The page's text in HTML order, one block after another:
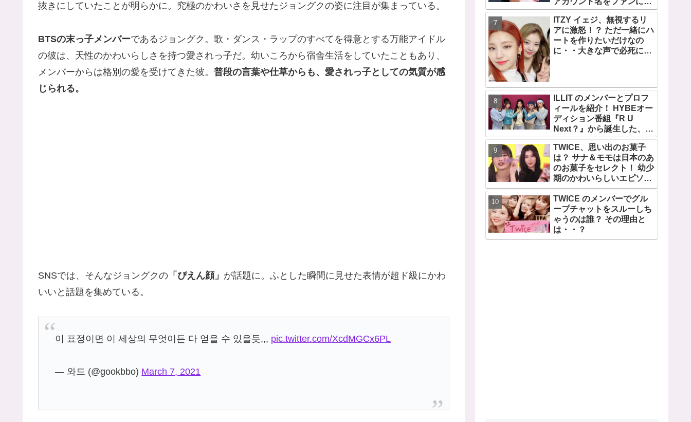
抜きにしていたことが明らかに。究極のかわいさを見せたジョングクの姿に注目が集まっている。
BTSの末っ子メンバーであるジョングク。歌・ダンス・ラップのすべてを得意とする万能アイドル
の彼は、天性のかわいらしさを持つ愛されっ子だ。幼いころから宿舎生活をしていたこともあり、
メンバーからは格別の愛を受けてきた彼。 普段の言葉や仕草からも、愛されっ子としての気質が感
じられる。
SNSでは、そんなジョングクの 「ぴえん顔」 が話題に。ふとした瞬間に見せた表情が超ド級にかわ
いいと話題を集めている。
이 표정이면 이 세상의 무엇이든 다 얻을 수 있을듯,,, pic.twitter.com/XcdMGCx6PL
— 와드 (@gookbbo) March 7, 2021
じられてタジタジに
ITZY イェジ、無視するリ
アに激怒！？ ただ一緒にハ
ートを作りたいだけなの
に・・大きな声で必死にア
ILLIT のメンバーとプロフ
ィールを紹介！ HYBEオー
ディション番組『R U
Next？』から誕生した、日
本人のイロハとモカを含む
5人組ガールズグループ！
デビュー曲「Magnetic」が
いきなりの大ヒット
TWICE、思い出のお菓子
は？ サナ＆モモは日本のあ
のお菓子をセレクト！ 幼少
期のかわいらしいエピソー
ドも公開
TWICE のメンバーでグル
ープチャットをスルーしち
ゃうのは誰？ その理由と
は・・？